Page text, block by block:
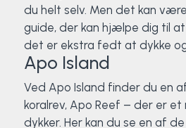
du helt selv. Men det kan
guide, der kan hjælpe dig til
det er ekstra fedt at dykke
Apo Island
Ved Apo Island finder du en
koralrev, Apo Reef – der er
dykker. Her kan du se en af